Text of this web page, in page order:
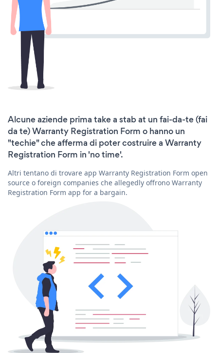
Alcune aziende prima take a stab at un fai-da-te (fai
da te) Warranty Registration Form o hanno un
"techie" che afferma di poter costruire a Warranty
Registration Form in 'no time'.
Altri tentano di trovare app Warranty Registration Form open
source o foreign companies che allegedly offrono Warranty
Registration Form app for a bargain.